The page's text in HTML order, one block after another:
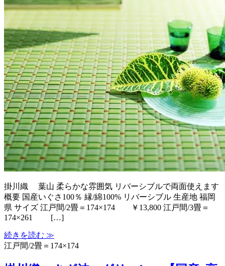
掛川織 葉山 柔らかな雰囲気 リバーシブルで両面使えます
概要 国産いぐさ100％ 縁/綿100% リバーシブル 生産地 福岡
県 サイズ 江戸間/2畳＝174×174 ￥13,800 江戸間/3畳＝
174×261 […]
続きを読む ≫
江戸間/2畳＝174×174